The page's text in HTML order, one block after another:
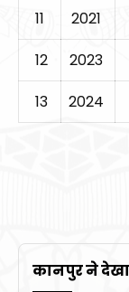
11
2021
12
2023
13
2024
कानपुर ने